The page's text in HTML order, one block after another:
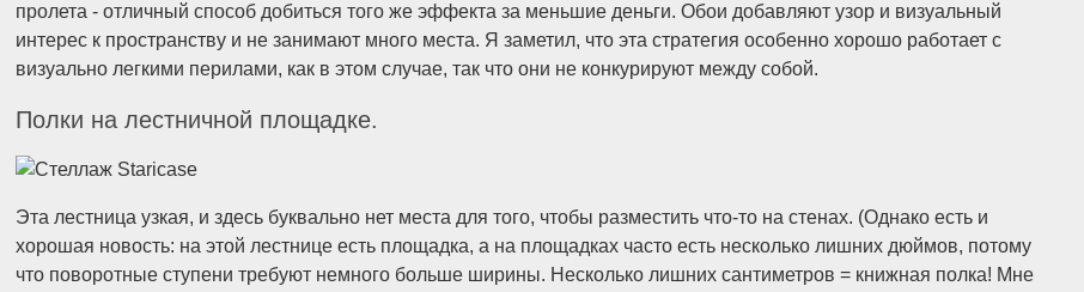
пролета - отличный способ добиться того же эффекта за меньшие деньги. Обои добавляют узор и визуальный
интерес к пространству и не занимают много места. Я заметил, что эта стратегия особенно хорошо работает с
визуально легкими перилами, как в этом случае, так что они не конкурируют между собой.
Полки на лестничной площадке.
Эта лестница узкая, и здесь буквально нет места для того, чтобы разместить что-то на стенах. (Однако есть и
хорошая новость: на этой лестнице есть площадка, а на площадках часто есть несколько лишних дюймов, потому
что поворотные ступени требуют немного больше ширины. Несколько лишних сантиметров = книжная полка! Мне